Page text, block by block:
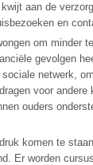
aan de
en
om minder
gevolgen
netwerk,
voor andere
ouders
komen te
Er worden